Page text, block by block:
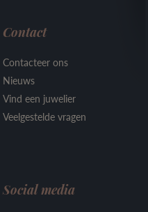
Contact
Contacteer ons
Nieuws
Vind een juwelier
Veelgestelde vragen
Social media